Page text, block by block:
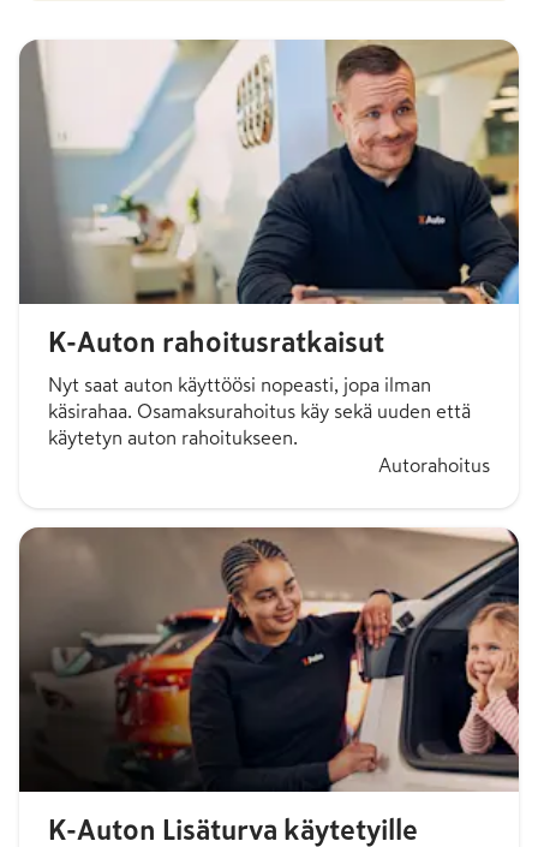
K-Auton rahoitusratkaisut
Nyt saat auton käyttöösi nopeasti, jopa ilman
käsirahaa. Osamaksurahoitus käy sekä uuden että
käytetyn auton rahoitukseen.
Autorahoitus
K-Auton Lisäturva käytetyille